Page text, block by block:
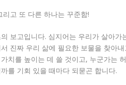
고 또 다른 하나는 꾸준함!
보고입니다. 심지어는 우리가 살아
진짜 우리 삶에 필요한 보물을 찾아
치를 높이는 데 쓸 것이고, 누군가는
를 기회 있을 때마다 되묻곤 합니다.